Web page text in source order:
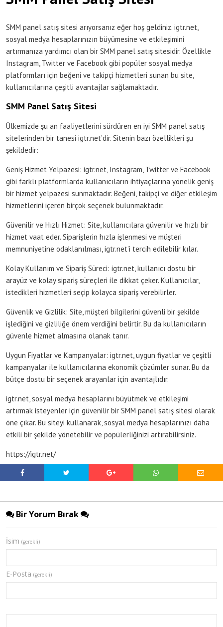
SMM panel satış sitesi arıyorsanız eğer hoş geldiniz. igtr.net,
sosyal medya hesaplarınızın büyümesine ve etkileşimini
artırmanıza yardımcı olan bir SMM panel satış sitesidir. Özellikle
Instagram, Twitter ve Facebook gibi popüler sosyal medya
platformları için beğeni ve takipçi hizmetleri sunan bu site,
kullanıcılarına çeşitli avantajlar sağlamaktadır.
SMM Panel Satış Sitesi
Ülkemizde şu an faaliyetlerini sürdüren en iyi SMM panel satış
sitelerinden bir tanesi igtr.net’dir. Sitenin bazı özellikleri şu
şekildedir:
Geniş Hizmet Yelpazesi: igtr.net, Instagram, Twitter ve Facebook
gibi farklı platformlarda kullanıcıların ihtiyaçlarına yönelik geniş
bir hizmet yelpazesi sunmaktadır. Beğeni, takipçi ve diğer etkileşim
hizmetlerini içeren birçok seçenek bulunmaktadır.
Güvenilir ve Hızlı Hizmet: Site, kullanıcılara güvenilir ve hızlı bir
hizmet vaat eder. Siparişlerin hızla işlenmesi ve müşteri
memnuniyetine odaklanılması, igtr.net’i tercih edilebilir kılar.
Kolay Kullanım ve Sipariş Süreci: igtr.net, kullanıcı dostu bir
arayüz ve kolay sipariş süreçleri ile dikkat çeker. Kullanıcılar,
istedikleri hizmetleri seçip kolayca sipariş verebilirler.
Güvenlik ve Gizlilik: Site, müşteri bilgilerini güvenli bir şekilde
işlediğini ve gizliliğe önem verdiğini belirtir. Bu da kullanıcıların
güvenle hizmet almasına olanak tanır.
Uygun Fiyatlar ve Kampanyalar: igtr.net, uygun fiyatlar ve çeşitli
kampanyalar ile kullanıcılarına ekonomik çözümler sunar. Bu da
bütçe dostu bir seçenek arayanlar için avantajlıdır.
igtr.net, sosyal medya hesaplarını büyütmek ve etkileşimi
artırmak isteyenler için güvenilir bir SMM panel satış sitesi olarak
öne çıkar. Bu siteyi kullanarak, sosyal medya hesaplarınızı daha
etkili bir şekilde yönetebilir ve popülerliğinizi artırabilirsiniz.
https://igtr.net/
Bir Yorum Bırak
İsim (gerekli)
E-Posta (gerekli)